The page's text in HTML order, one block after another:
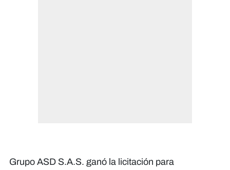
Grupo ASD S.A.S. ganó la licitación para